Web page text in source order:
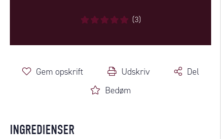
(3)
Gem opskrift Udskriv
Del
Bedøm
INGREDIENSER